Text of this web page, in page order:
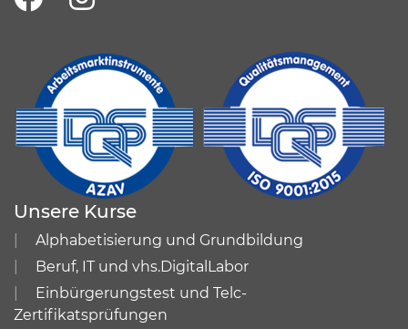
Unsere Kurse
Alphabetisierung und Grundbildung
Beruf, IT und vhs.DigitalLabor
Einbürgerungstest und Telc-
Zertifikatsprüfungen